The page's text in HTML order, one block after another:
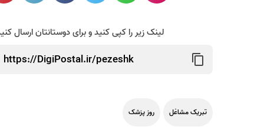
لینک زیر را کپی کنید و برای دوستانتان ارسال
تبریک مشاغل روز پزشک